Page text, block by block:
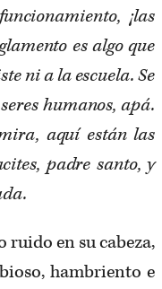
¡las
es algo que
ni a la escuela. Se
humanos, apá.
aquí están las
padre santo, y
ruido en su cabeza,
hambriento e